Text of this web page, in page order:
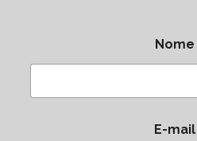
Nome
E-mail